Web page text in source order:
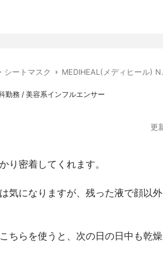
シートマスク MEDIHEAL(メディヒール)
勤務 / 美容系インフルエンサー
更
り密着してくれます。
気になりますが、残った液で顔以
ちらを使うと、次の日の日中も乾